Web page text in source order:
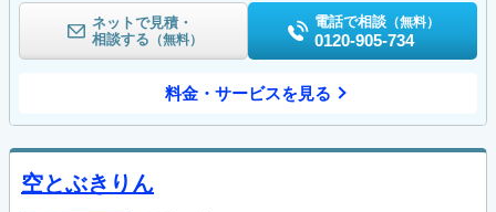
ネットで見積・
相談する （無料）
電話で相談 （無料）
0120-905-734
料金・サービスを見る
空とぶきりん